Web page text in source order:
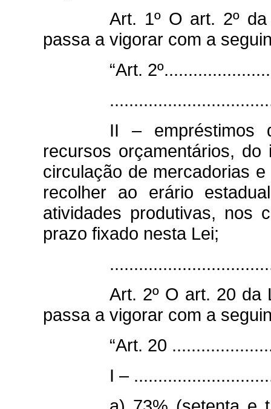
Art. 1º O art. 2º
passa a vigorar com a
“Art.
II – empréstimos
recursos orçamentários,
circulação de mercadorias
recolher ao erário
atividades produtivas, nos
prazo fixado nesta Lei;
Art. 2º O art. 20 da
passa a vigorar com a
“Art. 20
I –